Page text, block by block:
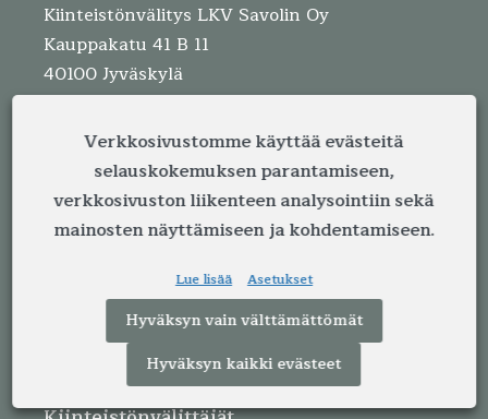
Kiinteistönvälitys LKV Savolin Oy
Kauppakatu 41 B 11
40100 Jyväskylä
050 573 6105
myynti@savolin.fi
Y-tunnus: 2998921-1
Valikko
Verkkosivustomme käyttää evästeitä
selauskokemuksen parantamiseen,
verkkosivuston liikenteen analysointiin sekä
mainosten näyttämiseen ja kohdentamiseen.
Lue lisää Asetukset
Hyväksyn vain välttämättömät
Hyväksyn kaikki evästeet